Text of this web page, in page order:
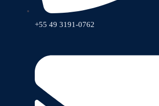
+55 49 3191-0762